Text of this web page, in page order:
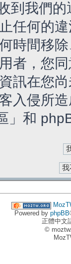
到我們
任何的
時間移
者，您
訊在您
入侵所
」和
Powered by phpBB
正體中文
©